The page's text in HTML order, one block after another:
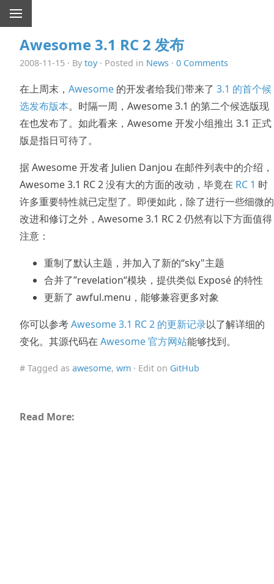
Awesome 3.1 RC 2 发布
2008-11-15 · By toy· Posted in News · 0 Comments
在上周末， Awesome 的开发者给我们带来了 3.1 的首个候
选发布版本。时隔一周，Awesome 3.1 的第二个候选版现
在也发布了。如此看来，Awesome 开发小组推出 3.1 正式
版是指日可待了。
据 Awesome 开发者 Julien Danjou 在邮件列表中的介绍，
Awesome 3.1 RC 2 没有大的方面的改动，毕竟在 RC 1 时
许多重要特性就已定型了。即便如此，除了进行一些细微的
改进和修订之外，Awesome 3.1 RC 2 仍然有以下方面值得
注意：
重制了默认主题，并加入了新的“sky"主题
合并了”revelation“模块，提供类似 Exposé 的特性
更新了 awful.menu，能够兼容更多对象
你可以参考Awesome 3.1 RC 2 的更新记录以了解详细的
变化。其源代码在 Awesome 官方网站能够找到。
# Tagged as awesome, wm · Edit on GitHub
Read More: